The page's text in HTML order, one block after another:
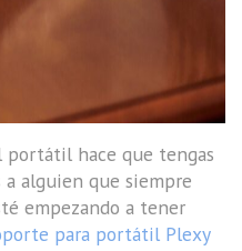
portátil hace que tengas
a alguien que siempre
empezando a tener
para portátil Plexy